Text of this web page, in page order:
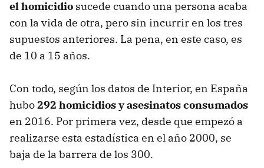
el homicidio sucede cuando una persona acaba
con la vida de otra, pero sin incurrir en los tres
supuestos anteriores. La pena, en este caso, es
de 10 a 15 años.
Con todo, según los datos de Interior, en España
hubo292 homicidios y asesinatos consumados
en 2016. Por primera vez, desde que empezó a
realizarse esta estadística en el año 2000, se
baja de la barrera de los 300.